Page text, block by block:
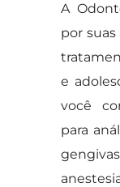
A
por
e
você
para